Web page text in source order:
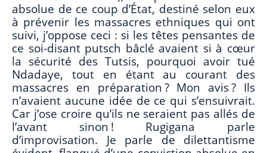
absolue de ce coup d’État, destiné selon eux
à prévenir les massacres ethniques qui ont
suivi, j’oppose ceci : si les têtes pensantes de
ce soi-disant putsch bâclé avaient si à cœur
la sécurité des Tutsis, pourquoi avoir tué
Ndadaye, tout en étant au courant des
massacres en préparation ? Mon avis ? Ils
n’avaient aucune idée de ce qui s’ensuivrait.
Car j’ose croire qu’ils ne seraient pas allés de
l’avant sinon ! Rugigana parle
d’improvisation. Je parle de dilettantisme